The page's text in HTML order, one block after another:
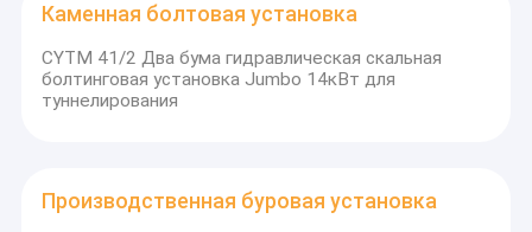
Каменная болтовая установка
CYTM 41/2 Два бума гидравлическая скальная
болтинговая установка Jumbo 14кВт для
туннелирования
Производственная буровая установка